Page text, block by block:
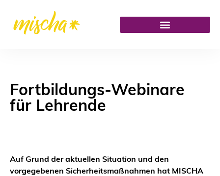
Fortbildungs-Webinare
für Lehrende
Auf Grund der aktuellen Situation und den
vorgegebenen Sicherheitsmaßnahmen hat MISCHA